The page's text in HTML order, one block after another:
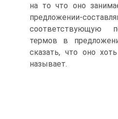
на то что оно
предложении-
соответствую­щую
термов в
сказать, что оно
называет.